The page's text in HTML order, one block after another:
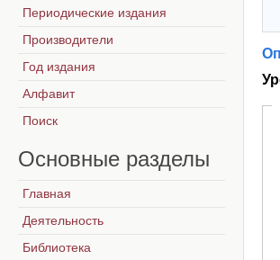
Периодические издания
Производители
Год издания
Алфавит
Поиск
Основные разделы
Главная
Деятельность
Библиотека